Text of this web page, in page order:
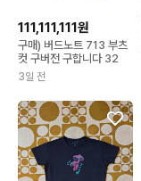
111,111,111원
구매) 버드노트 713 부츠
컷 구버전 구합니다 32
3일 전